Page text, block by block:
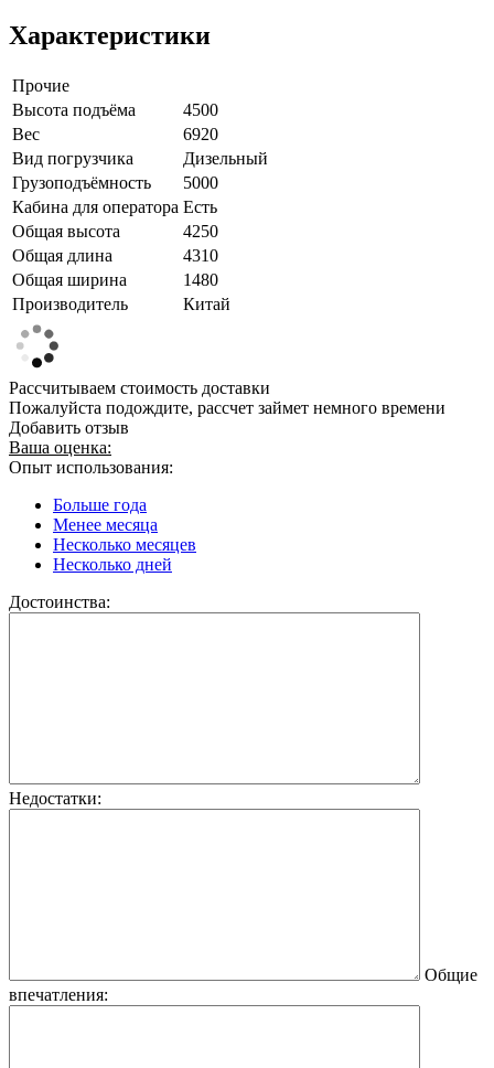
Характеристики
Прочие
Высота подъёма
4500
Вес
6920
Вид погрузчика
Дизельный
Грузоподъёмность
5000
Кабина для оператора Есть
Общая высота
4250
Общая длина
4310
Общая ширина
1480
Производитель
Китай
Рассчитываем стоимость доставки
Пожалуйста подождите, рассчет займет немного времени
Добавить отзыв
Ваша оценка:
Опыт использования:
Больше года
Менее месяца
Несколько месяцев
Несколько дней
Достоинства:
Недостатки:
Общие
впечатления: